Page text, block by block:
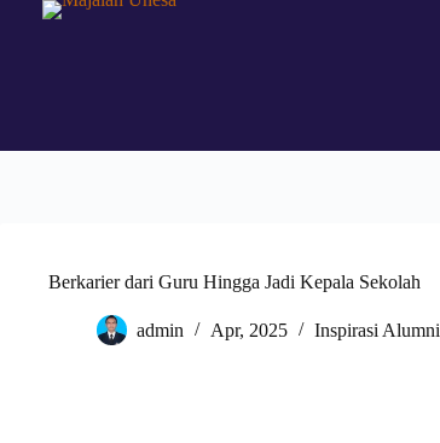
Berkarier dari Guru Hingga Jadi Kepala Sekolah
admin Apr, 2025 Inspirasi Alumni